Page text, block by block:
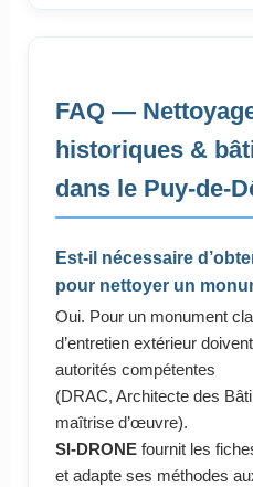
FAQ —
historiques &
dans le Puy-de-
Est-il nécessaire
pour nettoyer un
Oui. Pour un monument
d’entretien extérieur
autorités compétentes
(DRAC, Architecte des
maîtrise d’œuvre).
SI-DRONEfournit les
et adapte ses méthodes